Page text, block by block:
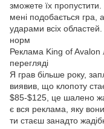
зможете їх
мені подобається
ударами всіх областей.
норм
Реклама King of Avalon
перегляді
Я грав більше року,
виявив, що клопоту
$85-$125, це шалено
є вся реклама, яку
ти стаєш занадто